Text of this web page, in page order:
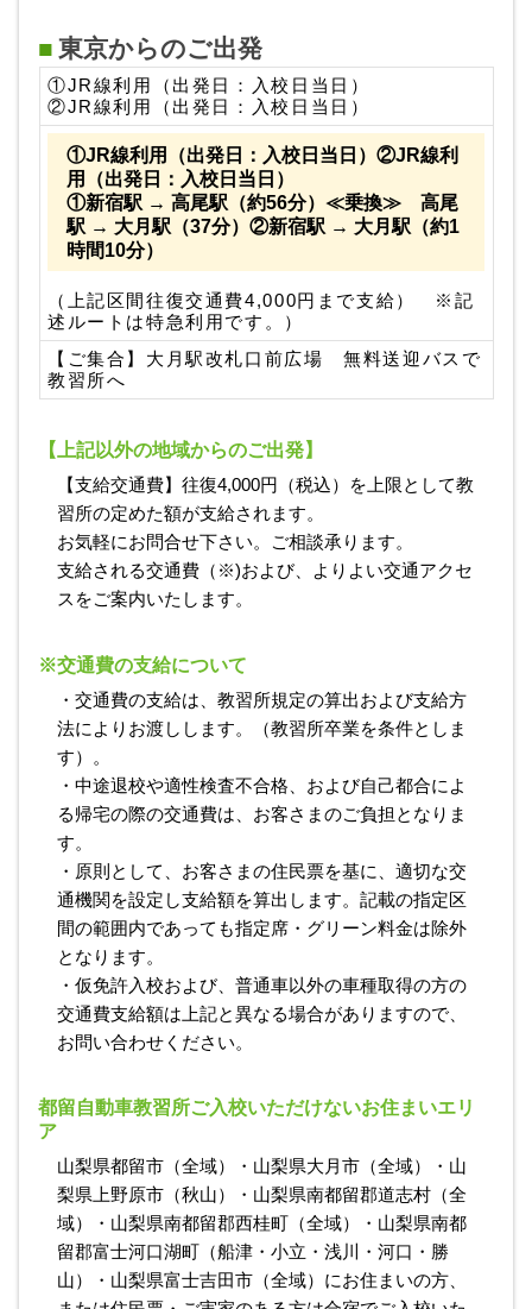
東京からのご出発
①JR線利用（出発日：入校日当日）
②JR線利用（出発日：入校日当日）
①JR線利用（出発日：入校日当日）②JR線利
用（出発日：入校日当日）
①新宿駅 → 高尾駅（約56分）≪乗換≫ 高尾
駅 → 大月駅（37分）②新宿駅 → 大月駅（約1
時間10分）
（上記区間往復交通費4,000円まで支給） ※記
述ルートは特急利用です。）
【ご集合】大月駅改札口前広場 無料送迎バスで
教習所へ
【上記以外の地域からのご出発】
【支給交通費】往復4,000円（税込）を上限として教
習所の定めた額が支給されます。
お気軽にお問合せ下さい。ご相談承ります。
支給される交通費（※)および、よりよい交通アクセ
スをご案内いたします。
※交通費の支給について
・交通費の支給は、教習所規定の算出および支給方
法によりお渡しします。（教習所卒業を条件としま
す）。
・中途退校や適性検査不合格、および自己都合によ
る帰宅の際の交通費は、お客さまのご負担となりま
す。
・原則として、お客さまの住民票を基に、適切な交
通機関を設定し支給額を算出します。記載の指定区
間の範囲内であっても指定席・グリーン料金は除外
となります。
・仮免許入校および、普通車以外の車種取得の方の
交通費支給額は上記と異なる場合がありますので、
お問い合わせください。
都留自動車教習所ご入校いただけないお住まいエリ
ア
山梨県都留市（全域）・山梨県大月市（全域）・山
梨県上野原市（秋山）・山梨県南都留郡道志村（全
域）・山梨県南都留郡西桂町（全域）・山梨県南都
留郡富士河口湖町（船津・小立・浅川・河口・勝
山）・山梨県富士吉田市（全域）にお住まいの方、